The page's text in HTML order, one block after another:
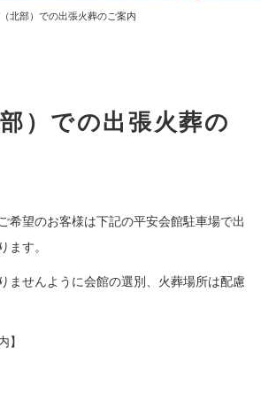
北部）での出張火葬のご案内
）での出張火葬の
希望のお客様は下記の平安会館駐車場で出
す。
ませんように会館の選別、火葬場所は配慮
】